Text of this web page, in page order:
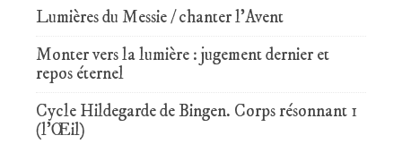
Lumières du Messie / chanter l’Avent
Monter vers la lumière : jugement dernier et
repos éternel
Cycle Hildegarde de Bingen. Corps résonnant 1
(l’Œil)